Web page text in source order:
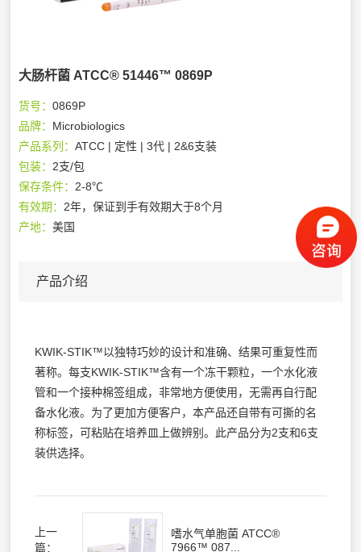
大肠杆菌 ATCC® 51446™ 0869P
货号：0869P
品牌： Microbiologics
产品系列：ATCC | 定性 | 3代 | 2&6支装
包装： 2支/包
保存条件： 2-8℃
有效期： 2年，保证到手有效期大于8个月
产地：美国
产品介绍
KWIK-STIK™以独特巧妙的设计和准确、结果可重复性而
著称。每支KWIK-STIK™含有一个冻干颗粒，一个水化液
管和一个接种棉签组成，非常地方便使用，无需再自行配
备水化液。为了更加方便客户，本产品还自带有可撕的名
称标签，可粘贴在培养皿上做辨别。此产品分为2支和6支
装供选择。
上一
篇：
嗜水气单胞菌 ATCC®
7966™ 087...